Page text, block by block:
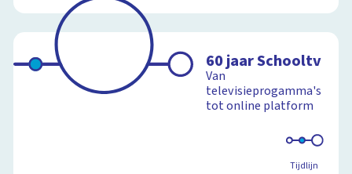
60 jaar Schooltv
Van
televisieprogamma's
tot online platform
Tijdlijn